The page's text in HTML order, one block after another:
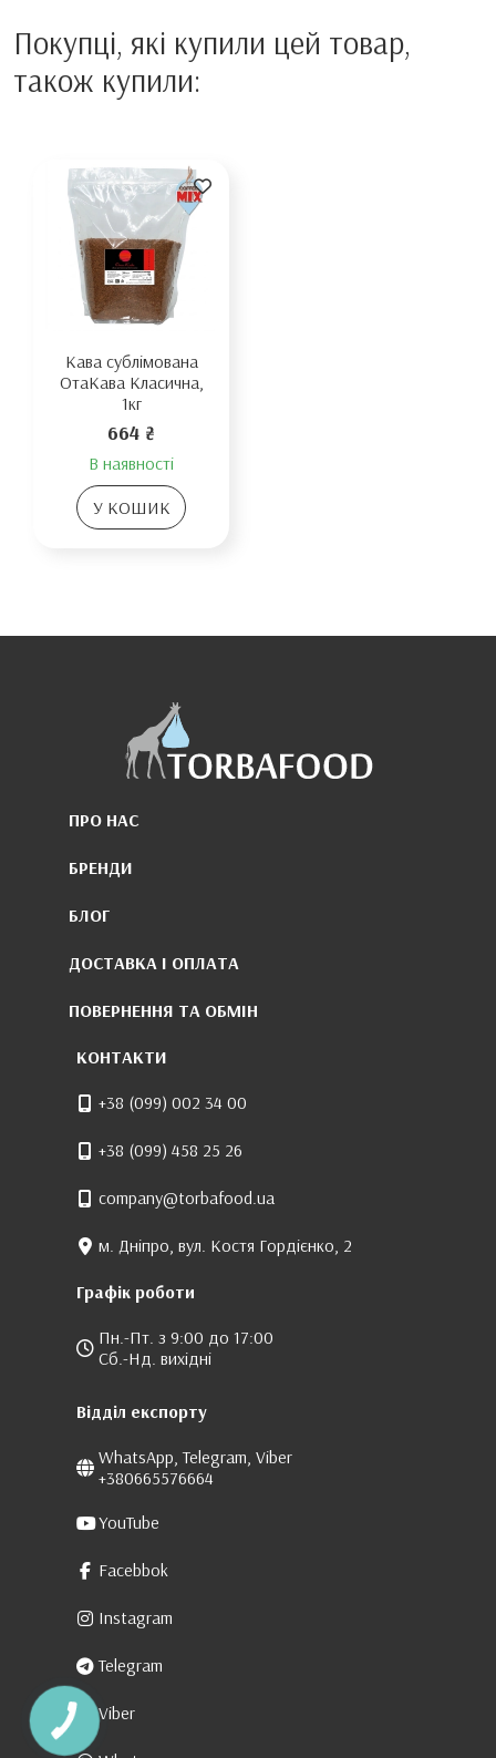
Покупці, які купили цей товар,
також купили:
Кава сублімована
ОтаКава Класична,
1кг
664 ₴
В наявності
У КОШИК
ПРО НАС
БРЕНДИ
БЛОГ
ДОСТАВКА І ОПЛАТА
ПОВЕРНЕННЯ ТА ОБМІН
КОНТАКТИ
+38 (099) 002 34 00
+38 (099) 458 25 26
company@torbafood.ua
м. Дніпро, вул. Костя Гордієнко, 2
Графік роботи
Пн.-Пт. з 9:00 до 17:00
Сб.-Нд. вихідні
Відділ експорту
WhatsApp, Telegram, Viber
+380665576664
YouTube
Facebbok
Instagram
Telegram
Viber